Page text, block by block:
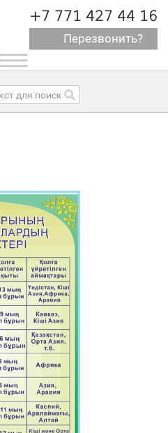
+7 771 427 44 16
Перезвонить?
Toggle
navigation